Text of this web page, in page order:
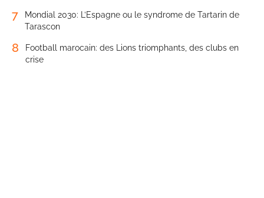
7
Mondial 2030: L’Espagne ou le syndrome de Tartarin de
Tarascon
8
Football marocain: des Lions triomphants, des clubs en
crise